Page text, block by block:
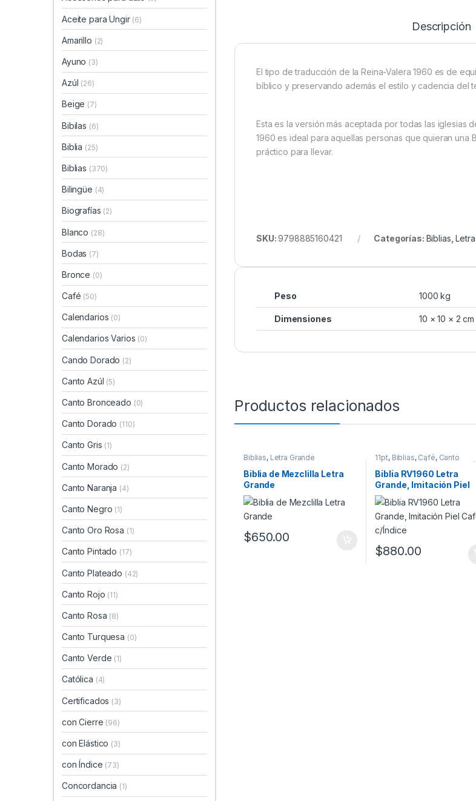
Descripción
El tipo de traducción de la Reina-Valera 1960 es de
bíblico y preservando además el estilo y cadencia del
Esta es la versión más aceptada por todas las iglesias
1960 es ideal para aquellas personas que quieran
práctico para llevar.
SKU:9798885160421 Categorías: Biblias ,
Peso 1000 kg
Dimensiones 10 × 10 × 2 cm
Productos relacionados
Biblias, Letra Grande
Biblia de Mezclilla Letra
Grande
$650.00
11pt, Biblias, Café, Canto
Plateado
Imitación
Piel,Letra Grande , Migración
Reina Valera 1960,Tamaño
Manual
Biblia RV1960 Letra
Grande, Imitación Piel
Café c/Índice
$880.00
Aceite para Ungir (6)
Amarillo (2)
Ayuno (3)
Azúl (26)
Beige (7)
Bibilas (6)
Biblia (25)
Biblias (370)
Bilingüe (4)
Biografías (2)
Blanco (28)
Bodas (7)
Bronce (0)
Café (50)
Calendarios (0)
Calendarios Varios (0)
Cando Dorado (2)
Canto Azúl (5)
Canto Bronceado (0)
Canto Dorado (110)
Canto Gris (1)
Canto Morado (2)
Canto Naranja (4)
Canto Negro (1)
Canto Oro Rosa (1)
Canto Pintado (17)
Canto Plateado (42)
Canto Rojo (11)
Canto Rosa (8)
Canto Turquesa (0)
Canto Verde (1)
Católica (4)
Certificados (3)
con Cierre (96)
con Elástico (3)
con Índice (73)
Concordancia (1)